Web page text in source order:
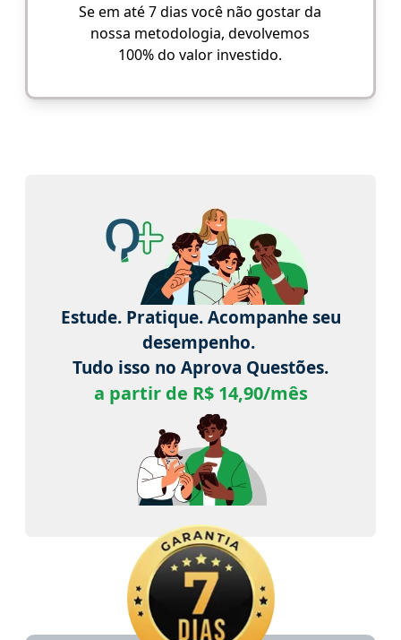
Se em até 7 dias você não gostar da
nossa metodologia, devolvemos
100% do valor investido.
Estude. Pratique. Acompanhe seu
desempenho.
Tudo isso no Aprova Questões.
a partir de R$ 14,90/mês